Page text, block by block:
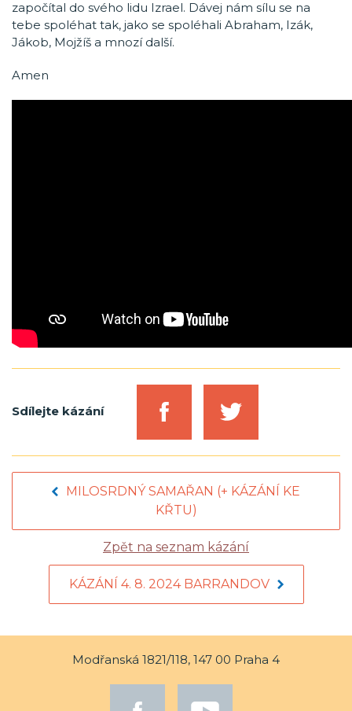
započítal do svého lidu Izrael. Dávej nám sílu se na
tebe spoléhat tak, jako se spoléhali Abraham, Izák,
Jákob, Mojžíš a mnozí další.
Amen
Sdílejte kázání
MILOSRDNÝ SAMAŘAN (+ KÁZÁNÍ KE
KŘTU)
Zpět na seznam kázání
KÁZÁNÍ 4. 8. 2024 BARRANDOV
Modřanská 1821/118, 147 00 Praha 4